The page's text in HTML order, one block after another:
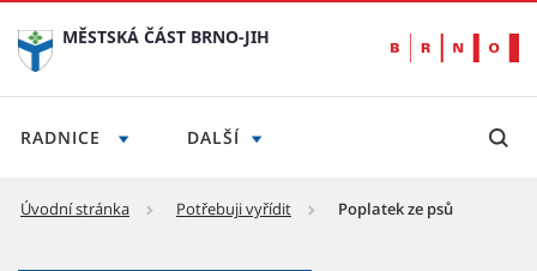
MĚSTSKÁ ČÁST BRNO-JIH
RADNICE DALŠÍ
Úvodní stránka Potřebuji vyřídit Poplatek ze psů